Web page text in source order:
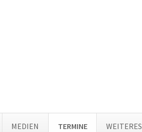
MEDIEN TERMINE WEITERES